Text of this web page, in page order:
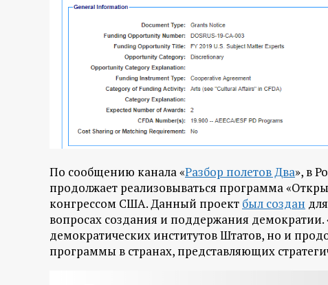
По сообщению канала «Разбор полетов Два», в
продолжает реализовываться программа
конгрессом США. Данный проект был создан
вопросах создания и поддержания
демократических институтов Штатов, но и
программы в странах, представляющих